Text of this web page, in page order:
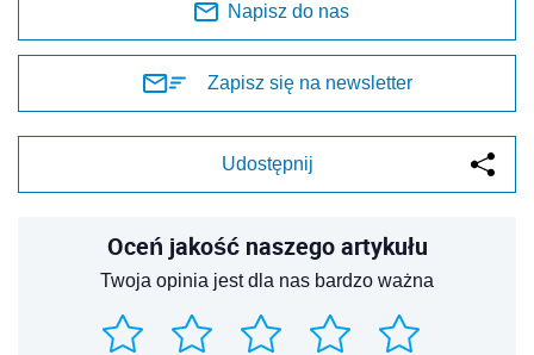
Napisz do nas
Zapisz się na newsletter
Udostępnij
Oceń jakość naszego artykułu
Twoja opinia jest dla nas bardzo ważna